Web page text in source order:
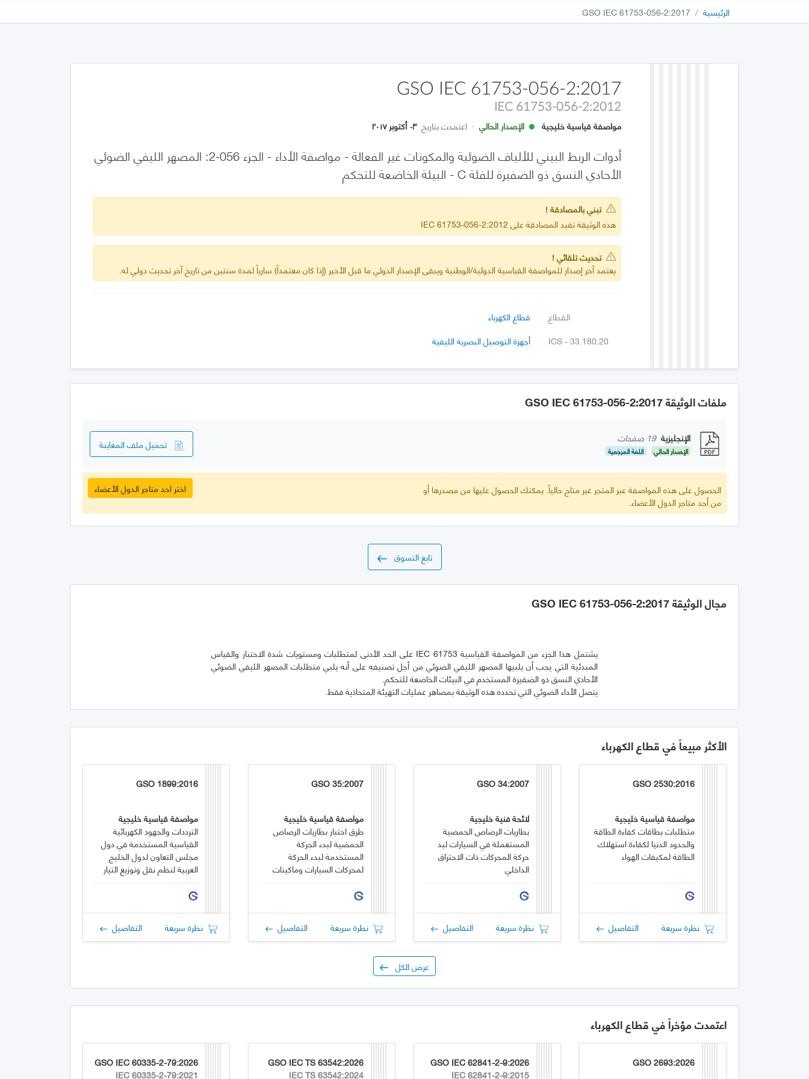
الرئيسية GSO IEC 61753-056-2:2017
GSO IEC 61753-056-2:2017
IEC 61753-056-2:2012
مواصفة قياسية خليجية الإصدار الحالي · اعتمدت بتاريخ ٠٣ أكتوبر ٢٠١٧
أدوات الربط البيني للألياف الضوئية والمكونات غير الفعالة - مواصفة الأداء - الجزء 056-2: المصهر الليفي الضوئي
الأحادي النسق ذو الضفيرة للفئة C - البيئة الخاضعة للتحكم
تبني بالمصادقة !
هذه الوثيقة تفيد المصادقة على IEC 61753-056-2:2012
تحديث تلقائي !
يعتمد آخر إصدار للمواصفة القياسية الدولية/الوطنية ويبقى الإصدار الدولي ما قبل الأخير (إذا كان معتمداً) سارياً لمدة سنتين من تاريخ آخر تحديث دولي له.
القطاع
قطاع الكهرباء
ICS - 33.180.20
أجهزة التوصيل البصرية الليفية
ملفات الوثيقة GSO IEC 61753-056-2:2017
الإنجليزية 19 صفحات
الإصدار الحالي اللغة المرجعية تحميل ملف المعاينة
الحصول على هذه المواصفة عبر المتجر غير متاح حالياً. يمكنك الحصول عليها من مصدرها أو
من أحد متاجر الدول الأعضاء.
اختر احد متاجر الدول الأعضاء
تابع التسوق
مجال الوثيقة GSO IEC 61753-056-2:2017
يشتمل هذا الجزء من المواصفة القياسية IEC 61753 على الحد الأدنى لمتطلبات ومستويات شدة الاختبار والقياس
المبدئية التي يجب أن يلبيها المصهر الليفي الضوئي من أجل تصنيفه على أنه يلبي متطلبات المصهر الليفي الضوئي
يتصل الأداء الضوئي التي تحدده هذه الوثيقة بمصاهر عمليات التهيئة المتحاذية فقط.
الأكثر مبيعاً في قطاع الكهرباء
GSO 2530:2016
مواصفة قياسية خليجية
متطلبات بطاقات كفاءة الطاقة
والحدود الدنيا لكفاءة استهلاك
الطاقة لمكيفات الهواء
نظرة سريعة التفاصيل
GSO 34:2007
لائحة فنية خليجية
بطاريات الرصاص الحمضية
المستعملة في السيارات لبد
حركة المحركات ذات الاحتراق
الداخلي
نظرة سريعة التفاصيل
GSO 35:2007
مواصفة قياسية خليجية
طرق اختبار بطاريات الرصاص
الحمضية لبدء الحركة
المستخدمة لبدء الحركة
لمحركات السيارات وماكينات
نظرة سريعة التفاصيل
GSO 1899:2016
مواصفة قياسية خليجية
الترددات والجهود الكهربائية
القياسية المستخدمة في دول
مجلس التعاون لدول الخليج
العربية لنظم نقل وتوزيع التيار
نظرة سريعة التفاصيل
عرض الكل
اعتمدت مؤخراً في قطاع الكهرباء
GSO 2693:2026
GSO IEC 62841-2-9:2026
IEC 62841-2-9:2015
GSO IEC TS 63542:2026
IEC TS 63542:2024
GSO IEC 60335-2-79:2026
IEC 60335-2-79:2021